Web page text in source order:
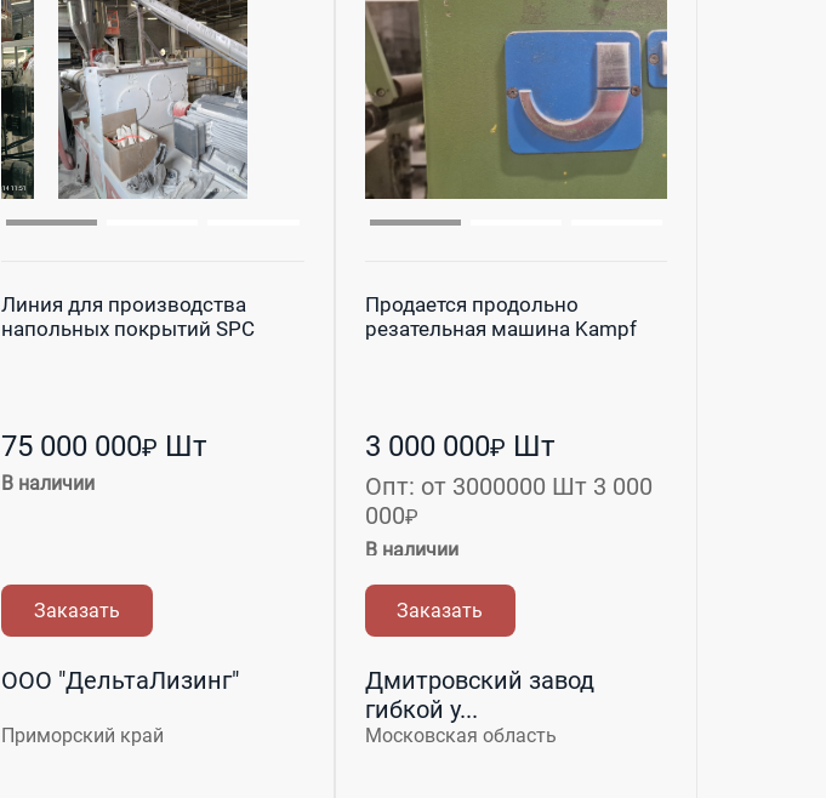
Линия для производства
напольных покрытий SPC
75 000 000₽ Шт
В наличии
Заказать
ООО "ДельтаЛизинг"
Приморский край
Продается продольно
резательная машина Kampf
3 000 000₽ Шт
Опт: от 3000000 Шт 3 000
000₽
В наличии
Заказать
Дмитровский завод
гибкой у...
Московская область